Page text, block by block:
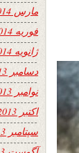
مارس 2014
فوریه 2014
ژانویه 2014
دسامبر 2013
نوامبر 2013
اکتبر 2013
سپتامبر 2013